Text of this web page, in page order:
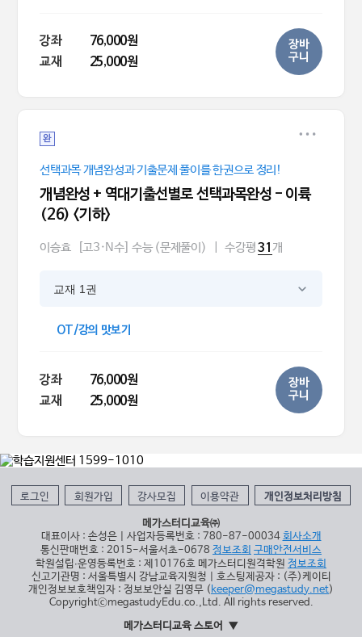
강좌
76,000원
교재
25,000원
장바
구니
완
선택과목 개념완성과 기출문제 풀이를 한권으로 정리!
개념완성 + 역대기출선별로 선택과목완성 - 이륙
(26) <기하>
이승효 [고3·N수] 수능 (문제풀이) 수강평31 개
교재 1권
OT/강의 맛보기
강좌
76,000원
교재
25,000원
장바
구니
로그인 회원가입 강사모집 이용약관 개인정보처리방침
메가스터디교육㈜
대표이사 : 손성은 | 사업자등록번호 : 780-87-00034 회사소개
통신판매번호 : 2015-서울서초-0678 정보조회 구매안전서비스
학원설립∙운영등록번호 : 제10176호 메가스터디원격학원 정보조회
신고기관명 : 서울특별시 강남교육지원청 | 호스팅제공자 : (주)케이티
개인정보보호책임자 : 정보보안실 김영무 ( keeper@megastudy.net)
CopyrightⓒmegastudyEdu.co.,Ltd. All rights reserved.
메가스터디교육 스토어